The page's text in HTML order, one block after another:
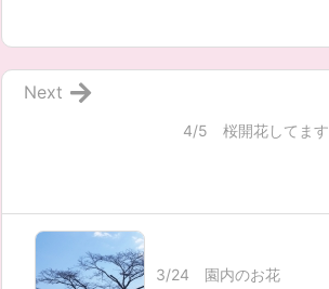
4/5 桜開花してます
Next
3/24 園内のお花